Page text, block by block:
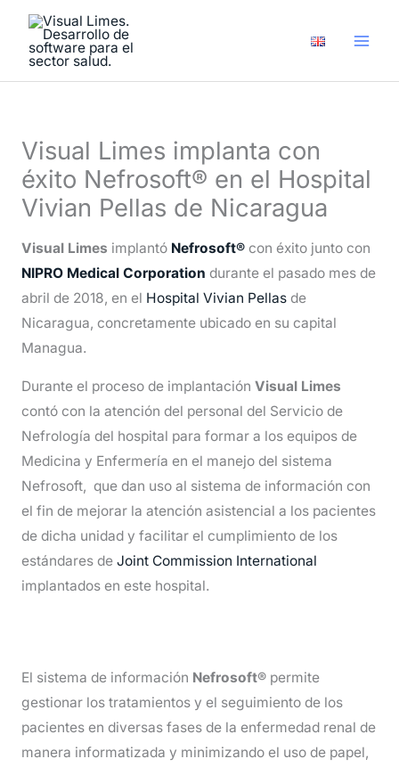
contenido
Visual Limes implanta con
éxito Nefrosoft® en el Hospital
Vivian Pellas de Nicaragua
Visual Limes implantó Nefrosoft®con éxito junto con
NIPRO Medical Corporation durante el pasado mes de
abril de 2018, en el Hospital Vivian Pellasde
Nicaragua, concretamente ubicado en su capital
Managua.
Durante el proceso de implantación Visual Limes
contó con la atención del personal del Servicio de
Nefrología del hospital para formar a los equipos de
Medicina y Enfermería en el manejo del sistema
Nefrosoft, que dan uso al sistema de información con
el fin de mejorar la atención asistencial a los pacientes
de dicha unidad y facilitar el cumplimiento de los
estándares de Joint Commission International
implantados en este hospital.
El sistema de información Nefrosoft®permite
gestionar los tratamientos y el seguimiento de los
pacientes en diversas fases de la enfermedad renal de
manera informatizada y minimizando el uso de papel,
A
v
o
s